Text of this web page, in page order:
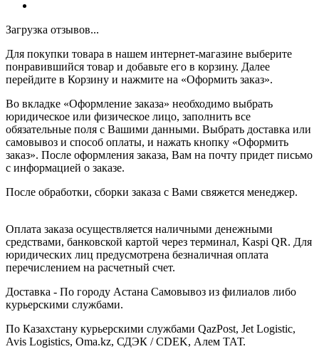
Загрузка отзывов...
Для покупки товара в нашем интернет-магазине выберите
понравившийся товар и добавьте его в корзину. Далее
перейдите в Корзину и нажмите на «Оформить заказ».
Во вкладке «Оформление заказа» необходимо выбрать
юридическое или физическое лицо, заполнить все
обязательные поля с Вашими данными. Выбрать доставка или
самовывоз и способ оплаты, и нажать кнопку «Оформить
заказ». После оформления заказа, Вам на почту придет письмо
с информацией о заказе.
После обработки, сборки заказа с Вами свяжется менеджер.
Оплата заказа осуществляется наличными денежными
средствами, банковской картой через терминал, Kaspi QR. Для
юридических лиц предусмотрена безналичная оплата
перечислением на расчетный счет.
Доставка - По городу Астана Самовывоз из филиалов либо
курьерскими службами.
По Казахстану курьерскими службами QazPost, Jet Logistic,
Avis Logistics, Oma.kz, СДЭК / CDEK, Алем ТАТ.